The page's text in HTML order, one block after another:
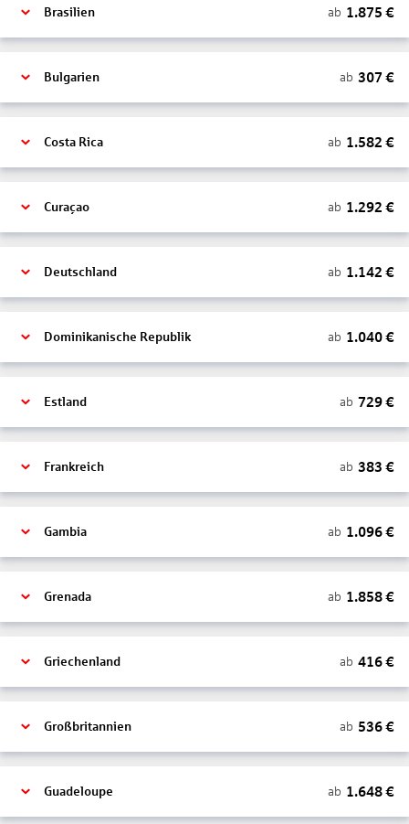
Brasilien ab 1.875 €
Bulgarien ab 307 €
Costa Rica ab 1.582 €
Curaçao ab 1.292 €
Deutschland ab 1.142 €
Dominikanische Republik ab 1.040€
Estland ab 729€
Frankreich ab 383 €
Gambia ab 1.096€
Grenada ab 1.858€
Griechenland ab 416€
Großbritannien ab 536€
Guadeloupe ab 1.648€